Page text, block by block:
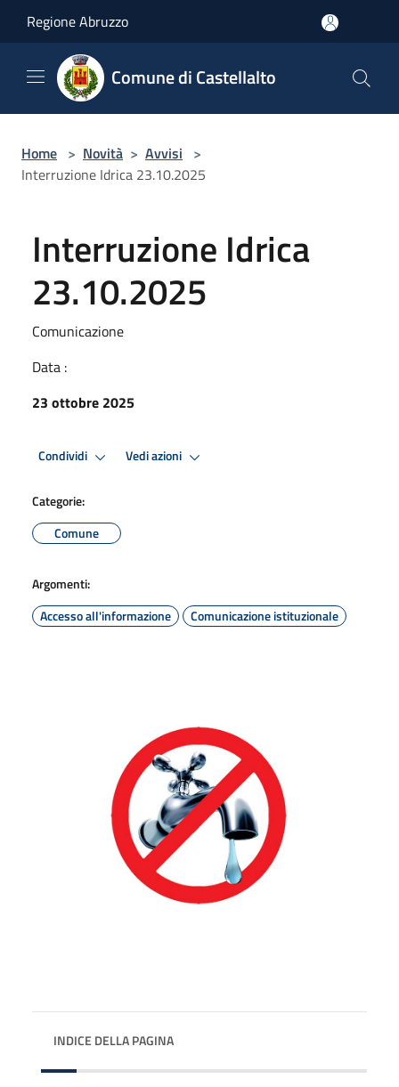
Regione Abruzzo
Comune di Castellalto
Home > Novità > Avvisi >
Interruzione Idrica 23.10.2025
Interruzione Idrica
23.10.2025
Comunicazione
Data :
23 ottobre 2025
Condividi Vedi azioni
Categorie:
Comune
Argomenti:
Accesso all'informazione
Comunicazione istituzionale
INDICE DELLA PAGINA